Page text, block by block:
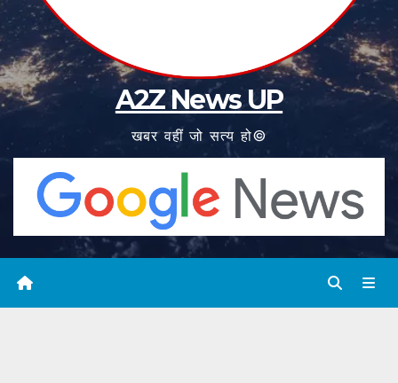
A2Z News UP
खबर वहीं जो सत्य हो©